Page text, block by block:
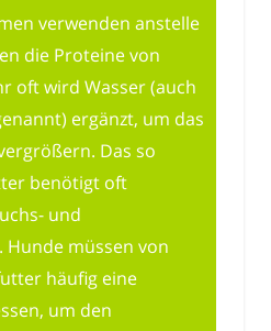
verwenden anstelle
die Proteine von
oft wird Wasser (auch
ergänzt, um das
Das so
benötigt oft
und
Hunde müssen von
häufig eine
um den